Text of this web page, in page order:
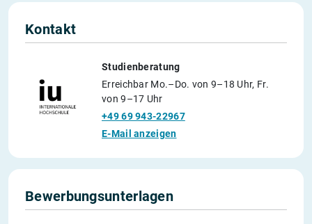
Kontakt
Studienberatung
Erreichbar Mo.–Do. von 9–18 Uhr, Fr.
von 9–17 Uhr
+49 69 943-22967
E-Mail anzeigen
Bewerbungsunterlagen